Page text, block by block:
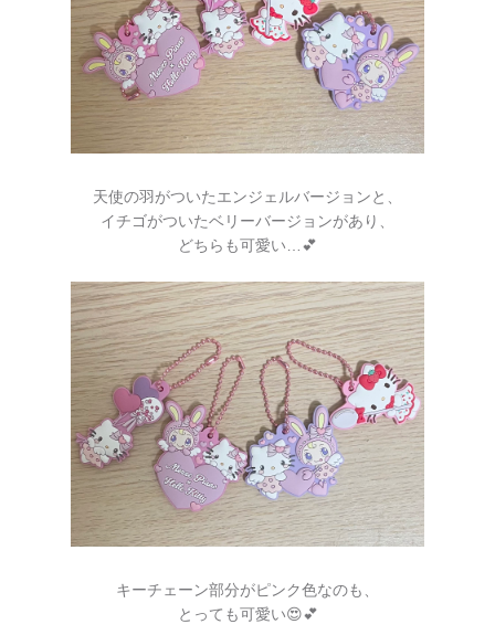
天使の羽がついたエンジェルバージョンと、
イチゴがついたベリーバージョンがあり、
どちらも可愛い…💕
キーチェーン部分がピンク色なのも、
とっても可愛い😍💕